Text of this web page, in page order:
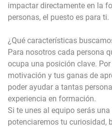
impactar directamente en la
personas, el puesto es para ti.
¿Qué características
Para nosotros cada persona
ocupa una posición clave.
motivación y tus ganas de
poder ayudar a tantas
experiencia en formación.
Si te unes al equipo serás
potenciaremos tu curiosidad,